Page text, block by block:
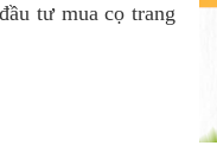
tư mua cọ trang